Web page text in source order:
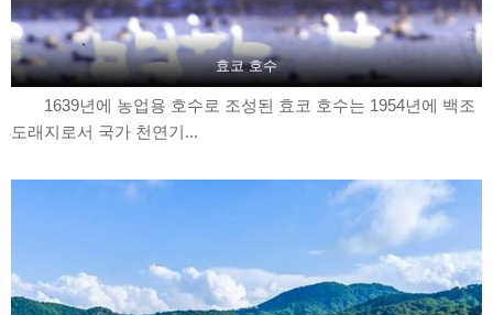
효코 호수
1639년에 농업용 호수로 조성된 효코 호수는 1954년에 백조
도래지로서 국가 천연기...